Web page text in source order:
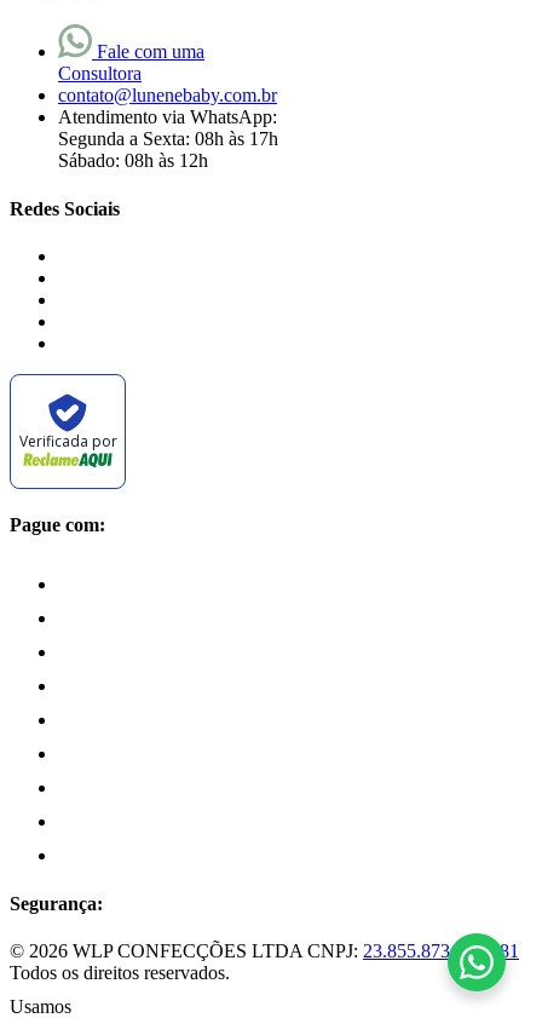
Fale com uma
Consultora
contato@lunenebaby.com.br
Atendimento via WhatsApp:
Segunda a Sexta: 08h às 17h
Sábado: 08h às 12h
Redes Sociais
Verificada por
Pague com:
Segurança:
© 2026 WLP CONFECÇÕES LTDA CNPJ: 23.855.873/0001-81
Todos os direitos reservados.
Usamos